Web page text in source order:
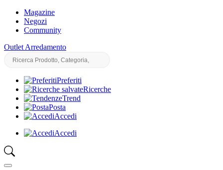
Magazine
Negozi
Community
Outlet Arredamento
Preferiti
Ricerche
Trend
Posta
Accedi
Accedi